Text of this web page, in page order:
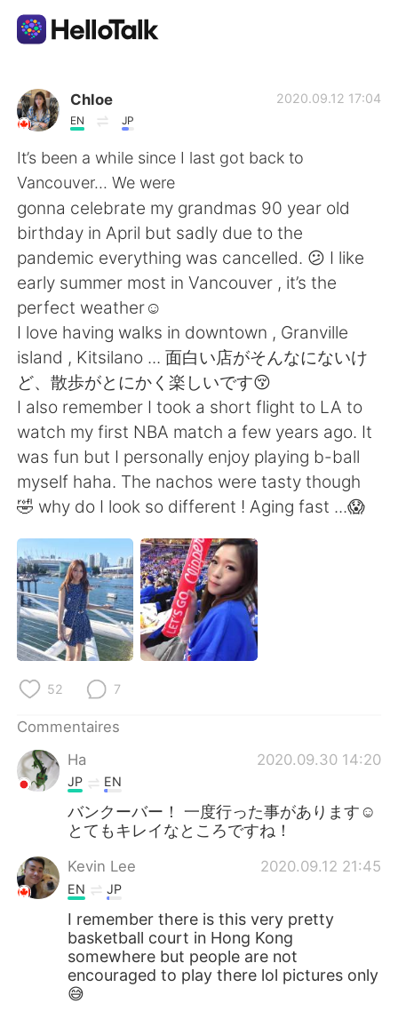
Appli d'échange linguistique
AI Grammar Checker
Français
English 简体中文
繁體中文
العربية Deutsch
日本語 한국어
Русский ไทย
Indonesia Italiano
Türkçe Tiếng Việt
Português
Chloe
EN JP
2020.09.12 17:04
It’s been a while since I last got back to
Vancouver... We were
gonna celebrate my grandmas 90 year old
birthday in April but sadly due to the
pandemic everything was cancelled. 😕 I like
early summer most in Vancouver , it’s the
perfect weather☺️
I love having walks in downtown , Granville
island , Kitsilano ... 面白い店がそんなにないけ
ど、散歩がとにかく楽しいです😚
I also remember I took a short flight to LA to
watch my first NBA match a few years ago. It
was fun but I personally enjoy playing b-ball
myself haha. The nachos were tasty though
🤣 why do I look so different ! Aging fast ...😱
52 7
Commentaires
Ha
2020.09.30 14:20
JP EN
バンクーバー！ 一度行った事があります☺️
とてもキレイなところですね！
Kevin Lee 2020.09.12 21:45
EN JP
I remember there is this very pretty
basketball court in Hong Kong
somewhere but people are not
encouraged to play there lol pictures only
😅